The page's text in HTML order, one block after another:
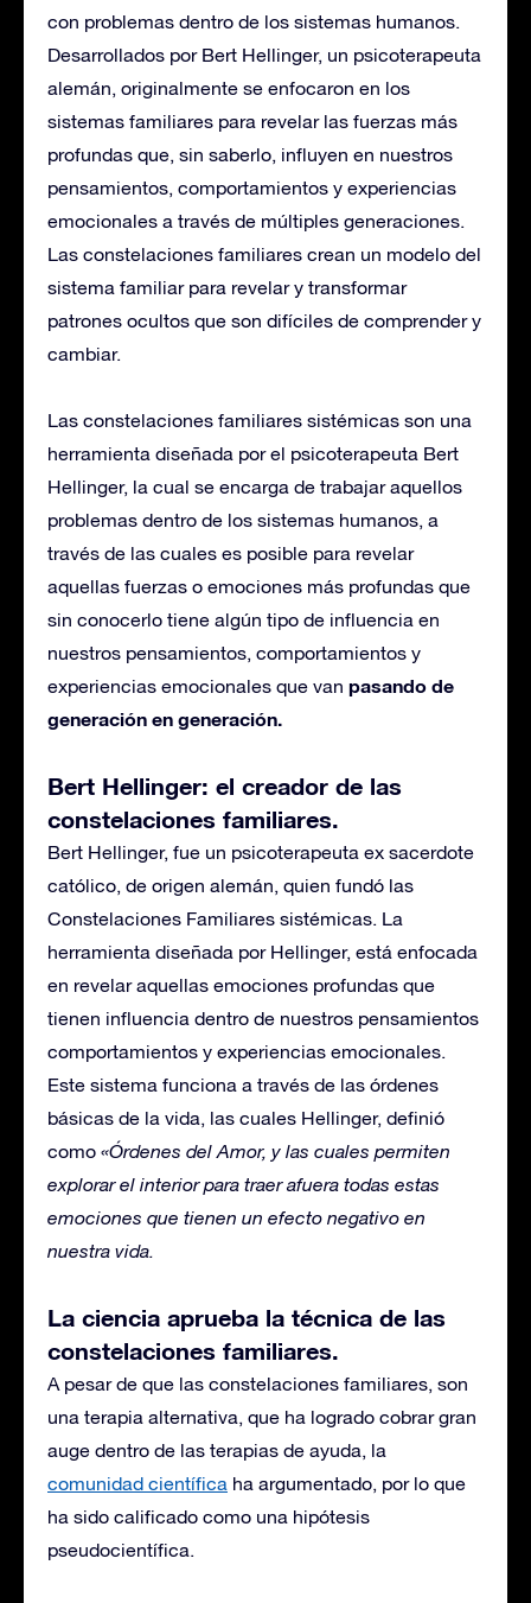
con problemas dentro de los sistemas humanos.
Desarrollados por Bert Hellinger, un psicoterapeuta
alemán, originalmente se enfocaron en los
sistemas familiares para revelar las fuerzas más
profundas que, sin saberlo, influyen en nuestros
pensamientos, comportamientos y experiencias
emocionales a través de múltiples generaciones.
Las constelaciones familiares crean un modelo del
sistema familiar para revelar y transformar
patrones ocultos que son difíciles de comprender y
cambiar.
Las constelaciones familiares sistémicas son una
herramienta diseñada por el psicoterapeuta Bert
Hellinger, la cual se encarga de trabajar aquellos
problemas dentro de los sistemas humanos, a
través de las cuales es posible para revelar
aquellas fuerzas o emociones más profundas que
sin conocerlo tiene algún tipo de influencia en
nuestros pensamientos, comportamientos y
experiencias emocionales que van pasando de
generación en generación.
Bert Hellinger: el creador de las
constelaciones familiares.
Bert Hellinger, fue un psicoterapeuta ex sacerdote
católico, de origen alemán, quien fundó las
Constelaciones Familiares sistémicas. La
herramienta diseñada por Hellinger, está enfocada
en revelar aquellas emociones profundas que
tienen influencia dentro de nuestros pensamientos
comportamientos y experiencias emocionales.
Este sistema funciona a través de las órdenes
básicas de la vida, las cuales Hellinger, definió
como «Órdenes del Amor, y las cuales permiten
explorar el interior para traer afuera todas estas
emociones que tienen un efecto negativo en
nuestra vida.
La ciencia aprueba la técnica de las
constelaciones familiares.
A pesar de que las constelaciones familiares, son
una terapia alternativa, que ha logrado cobrar gran
auge dentro de las terapias de ayuda, la
comunidad científica ha argumentado, por lo que
ha sido calificado como una hipótesis
pseudocientífica.